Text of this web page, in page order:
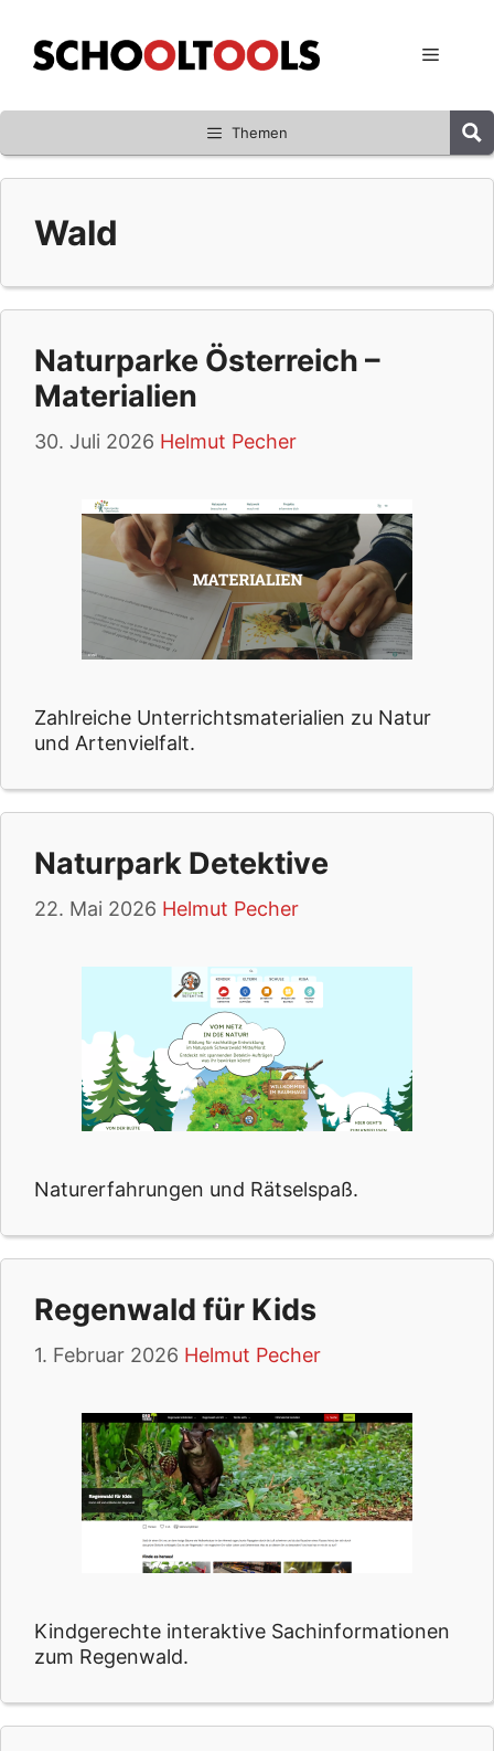
Inhalt
springen
Menü
Themen
Wald
Naturparke Österreich –
Materialien
30. Juli 2026 Helmut Pecher
Zahlreiche Unterrichtsmaterialien zu Natur
und Artenvielfalt.
Naturpark Detektive
22. Mai 2026 Helmut Pecher
Naturerfahrungen und Rätselspaß.
Regenwald für Kids
1. Februar 2026 Helmut Pecher
Kindgerechte interaktive Sachinformationen
zum Regenwald.